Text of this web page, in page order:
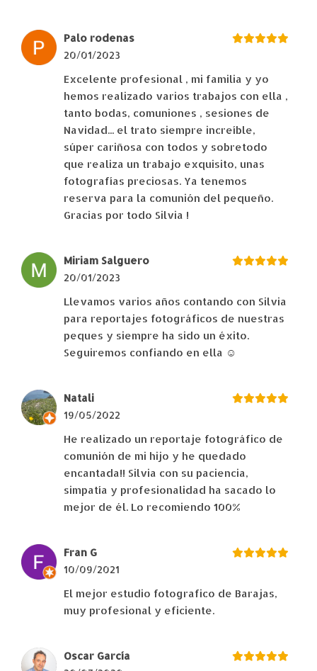
Palo rodenas
20/01/2023
Excelente profesional , mi familia y yo
hemos realizado varios trabajos con ella ,
tanto bodas, comuniones , sesiones de
Navidad... el trato siempre increíble,
súper cariñosa con todos y sobretodo
que realiza un trabajo exquisito, unas
fotografías preciosas. Ya tenemos
reserva para la comunión del pequeño.
Gracias por todo Silvia !
Miriam Salguero
20/01/2023
Llevamos varios años contando con Silvia
para reportajes fotográficos de nuestras
peques y siempre ha sido un éxito.
Seguiremos confiando en ella ☺️
Natali
19/05/2022
He realizado un reportaje fotográfico de
comunión de mi hijo y he quedado
encantada!! Silvia con su paciencia,
simpatía y profesionalidad ha sacado lo
mejor de él. Lo recomiendo 100%
Fran G
10/09/2021
El mejor estudio fotografico de Barajas,
muy profesional y eficiente.
Oscar García